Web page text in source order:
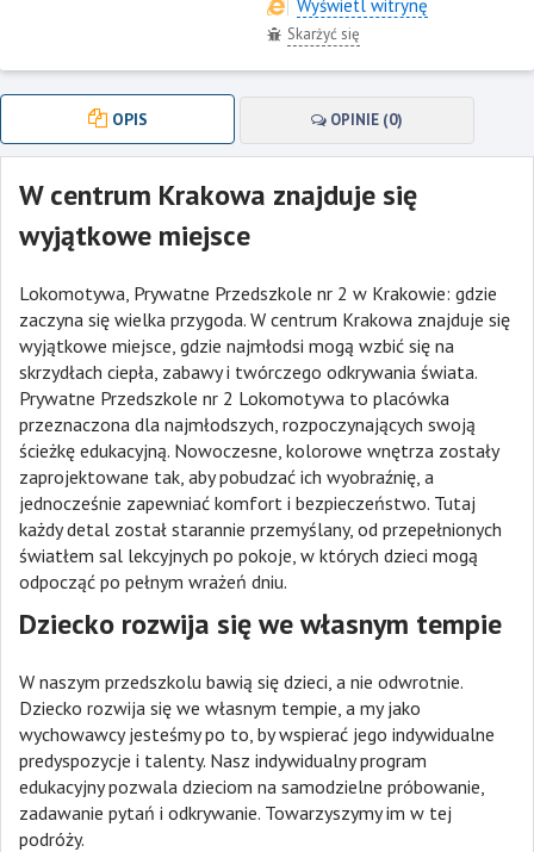
Wyświetl witrynę
Skarżyć się
OPIS OPINIE (0)
W centrum Krakowa znajduje się
wyjątkowe miejsce
Lokomotywa, Prywatne Przedszkole nr 2 w Krakowie: gdzie
zaczyna się wielka przygoda. W centrum Krakowa znajduje się
wyjątkowe miejsce, gdzie najmłodsi mogą wzbić się na
skrzydłach ciepła, zabawy i twórczego odkrywania świata.
Prywatne Przedszkole nr 2 Lokomotywa to placówka
przeznaczona dla najmłodszych, rozpoczynających swoją
ścieżkę edukacyjną. Nowoczesne, kolorowe wnętrza zostały
zaprojektowane tak, aby pobudzać ich wyobraźnię, a
jednocześnie zapewniać komfort i bezpieczeństwo. Tutaj
każdy detal został starannie przemyślany, od przepełnionych
światłem sal lekcyjnych po pokoje, w których dzieci mogą
odpocząć po pełnym wrażeń dniu.
Dziecko rozwija się we własnym tempie
W naszym przedszkolu bawią się dzieci, a nie odwrotnie.
Dziecko rozwija się we własnym tempie, a my jako
wychowawcy jesteśmy po to, by wspierać jego indywidualne
predyspozycje i talenty. Nasz indywidualny program
edukacyjny pozwala dzieciom na samodzielne próbowanie,
zadawanie pytań i odkrywanie. Towarzyszymy im w tej
podróży.